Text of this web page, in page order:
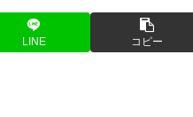
LINE コピー